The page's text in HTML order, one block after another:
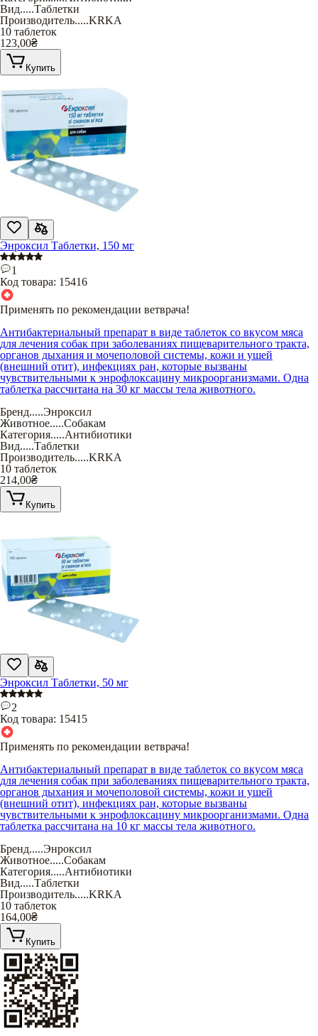
Вид.....Таблетки
Производитель.....KRKA
10 таблеток
123,00₴
Купить
Энроксил Таблетки, 150 мг
1
Код товара: 15416
Применять по рекомендации ветврача!
Антибактериальный препарат в виде таблеток со вкусом мяса
для лечения собак при заболеваниях пищеварительного тракта,
органов дыхания и мочеполовой системы, кожи и ушей
(внешний отит), инфекциях ран, которые вызваны
чувствительными к энрофлоксацину микроорганизмами. Одна
таблетка рассчитана на 30 кг массы тела животного.
Бренд.....Энроксил
Животное.....Собакам
Категория.....Антибиотики
Вид.....Таблетки
Производитель.....KRKA
10 таблеток
214,00₴
Купить
Энроксил Таблетки, 50 мг
2
Код товара: 15415
Применять по рекомендации ветврача!
Антибактериальный препарат в виде таблеток со вкусом мяса
для лечения собак при заболеваниях пищеварительного тракта,
органов дыхания и мочеполовой системы, кожи и ушей
(внешний отит), инфекциях ран, которые вызваны
чувствительными к энрофлоксацину микроорганизмами. Одна
таблетка рассчитана на 10 кг массы тела животного.
Бренд.....Энроксил
Животное.....Собакам
Категория.....Антибиотики
Вид.....Таблетки
Производитель.....KRKA
10 таблеток
164,00₴
Купить